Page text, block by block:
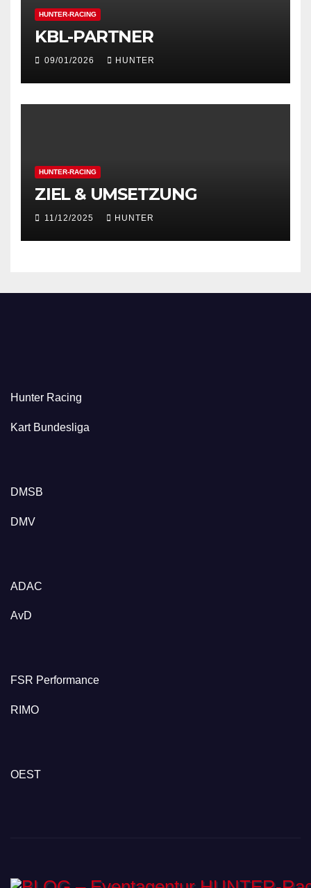
HUNTER-RACING
KBL-PARTNER
09/01/2026 HUNTER
HUNTER-RACING
ZIEL & UMSETZUNG
11/12/2025 HUNTER
Hunter Racing
Kart Bundesliga
DMSB
DMV
ADAC
AvD
FSR Performance
RIMO
OEST